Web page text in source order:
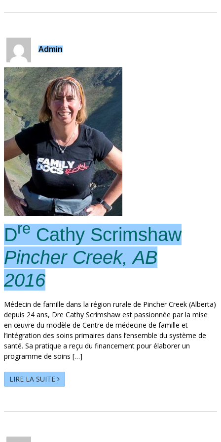
Admin
Dre Cathy Scrimshaw
Pincher Creek, AB
2016
Médecin de famille dans la région rurale de Pincher Creek (Alberta)
depuis 24 ans, Dre Cathy Scrimshaw est passionnée par la mise
en œuvre du modèle de Centre de médecine de famille et
l’intégration des soins primaires dans l’ensemble du système de
santé. Sa pratique a reçu du financement pour élaborer un
programme de soins […]
LIRE LA SUITE